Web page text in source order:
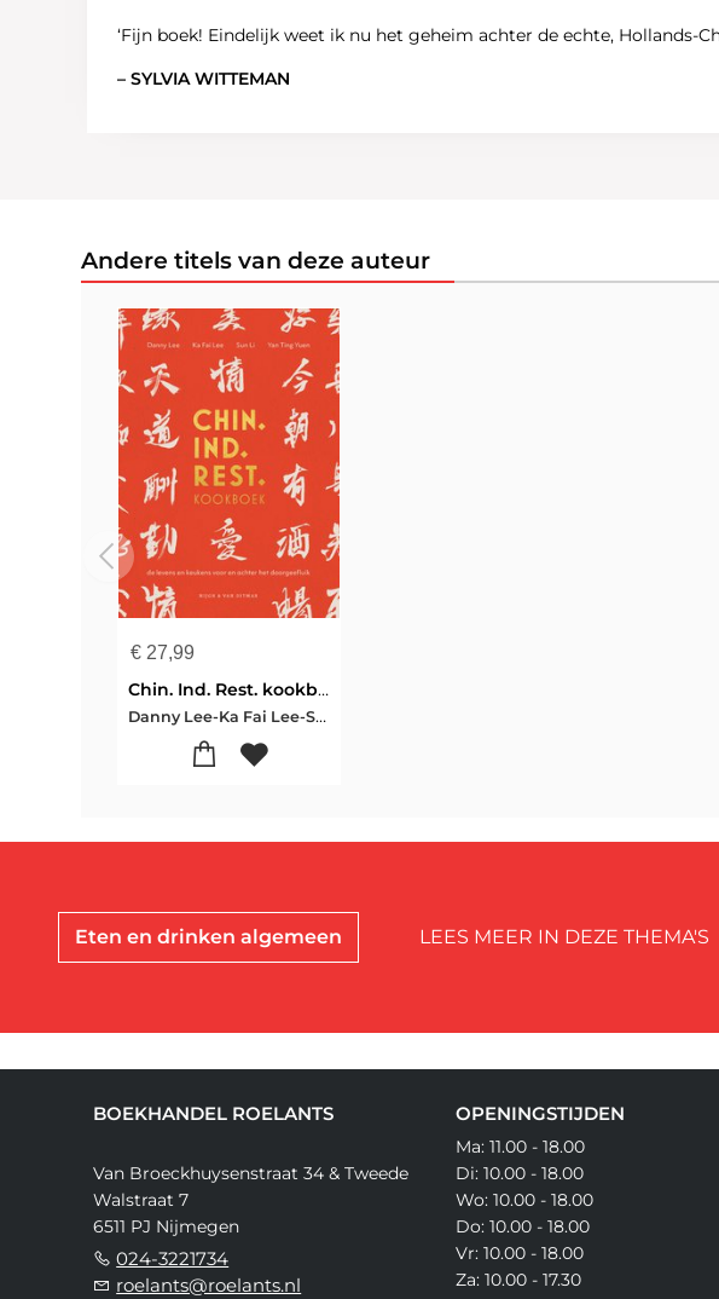
‘Fĳn boek! Eindelĳk weet ik nu het geheim achter de echte, Hollands-
– SYLVIA WITTEMAN
Andere titels van deze auteur
€ 27,99
Chin. Ind. Rest. kookboek
Danny Lee-Ka Fai Lee-Sun Li-Yan Ting Yuen
Eten en drinken algemeen LEES MEER IN DEZE THEMA'S
BOEKHANDEL ROELANTS
Van Broeckhuysenstraat 34 & Tweede
Walstraat 7
6511 PJ Nijmegen
024-3221734
roelants@roelants.nl
OPENINGSTIJDEN
Ma: 11.00 - 18.00
Di: 10.00 - 18.00
Wo: 10.00 - 18.00
Do: 10.00 - 18.00
Vr: 10.00 - 18.00
Za: 10.00 - 17.30